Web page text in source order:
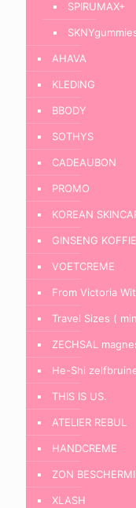
SPIRUMAX+
AHAVA
KLEDING
BBODY
SOTHYS
CADEAUBON
PROMO
KOREAN
GINSENG KOFFIE
VOETCREME
From Victoria
Travel Sizes (
ZECHSAL
He-Shi
THIS IS US.
ATELIER REBUL
HANDCREME
ZON
XLASH